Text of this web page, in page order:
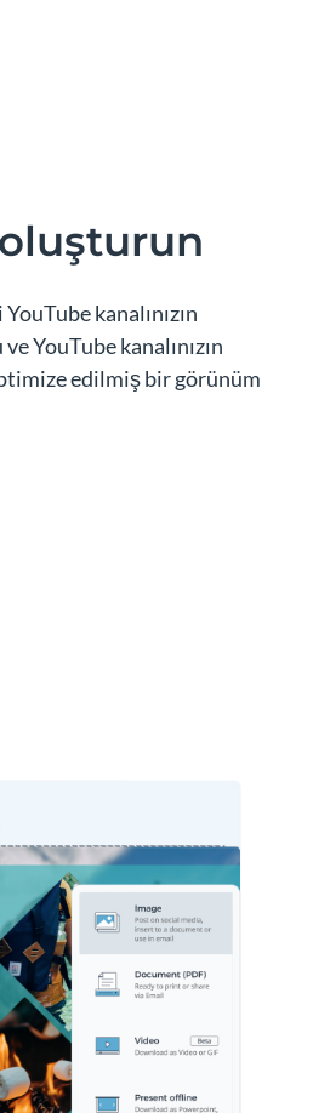
oluşturun
kanalınızın
YouTube kanalınızın
edilmiş bir görünüm